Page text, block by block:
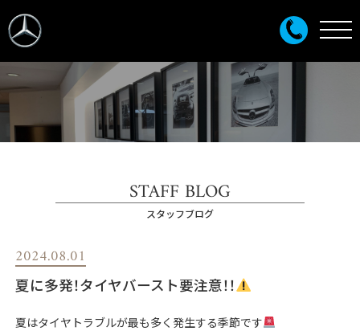
STAFF BLOG
スタッフブログ
2024.08.01
夏に多発！タイヤバースト要注意！！
夏はタイヤトラブルが最も多く発生する季節です